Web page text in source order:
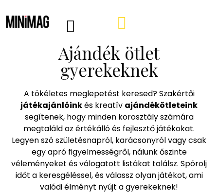
Ajándék ötlet
gyerekeknek
A tökéletes meglepetést keresed? Szakértői
játékajánlóinkés kreatív ajándékötleteink
segítenek, hogy minden korosztály számára
megtaláld az értékálló és fejlesztő játékokat.
Legyen szó születésnapról, karácsonyról vagy csak
egy apró figyelmességről, nálunk őszinte
véleményeket és válogatott listákat találsz. Spórolj
időt a keresgéléssel, és válassz olyan játékot, ami
valódi élményt nyújt a gyerekeknek!